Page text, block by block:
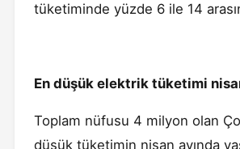
tüketiminde yüzde 6 ile 14
En düşük elektrik tüketimi
Toplam nüfusu 4 milyon olan
düşük tüketimin nisan ayında